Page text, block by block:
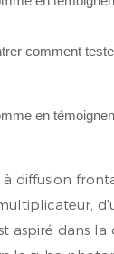
comment
diffusion
aspiré dans